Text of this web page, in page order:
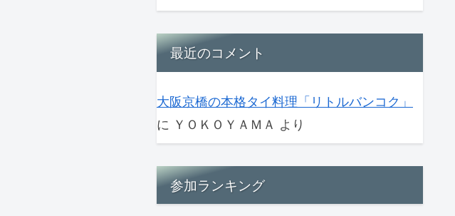
最近のコメント
大阪京橋の本格タイ料理「リトルバンコク」
に ＹＯＫＯＹＡＭＡ より
参加ランキング